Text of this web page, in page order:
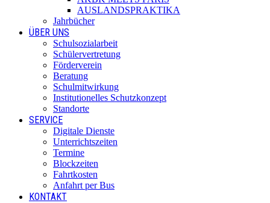
AUSLANDSPRAKTIKA
Jahrbücher
ÜBER UNS
Schulsozialarbeit
Schülervertretung
Förderverein
Beratung
Schulmitwirkung
Institutionelles Schutzkonzept
Standorte
SERVICE
Digitale Dienste
Unterrichtszeiten
Termine
Blockzeiten
Fahrtkosten
Anfahrt per Bus
KONTAKT